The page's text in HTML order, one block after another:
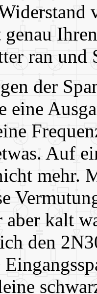
ran und
der
eine
Auf
mehr.
aber kalt
den